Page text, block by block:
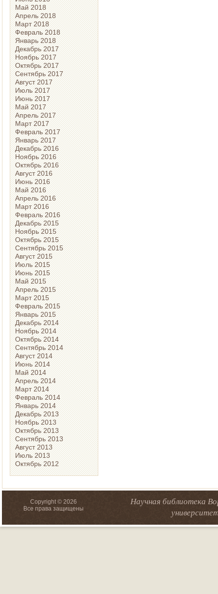
Май 2018
Апрель 2018
Март 2018
Февраль 2018
Январь 2018
Декабрь 2017
Ноябрь 2017
Октябрь 2017
Сентябрь 2017
Август 2017
Июль 2017
Июнь 2017
Май 2017
Апрель 2017
Март 2017
Февраль 2017
Январь 2017
Декабрь 2016
Ноябрь 2016
Октябрь 2016
Август 2016
Июнь 2016
Май 2016
Апрель 2016
Март 2016
Февраль 2016
Декабрь 2015
Ноябрь 2015
Октябрь 2015
Сентябрь 2015
Август 2015
Июль 2015
Июнь 2015
Май 2015
Апрель 2015
Март 2015
Февраль 2015
Январь 2015
Декабрь 2014
Ноябрь 2014
Октябрь 2014
Сентябрь 2014
Август 2014
Июнь 2014
Май 2014
Апрель 2014
Март 2014
Февраль 2014
Январь 2014
Декабрь 2013
Ноябрь 2013
Октябрь 2013
Сентябрь 2013
Август 2013
Июль 2013
Октябрь 2012
Copyright © 2026
Все права защищены
Научная библиотека